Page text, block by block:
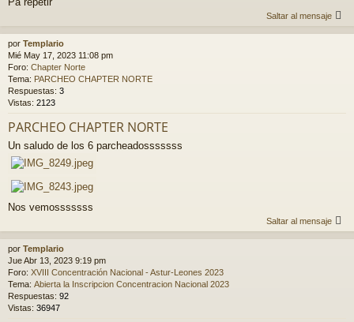
Saltar al mensaje
por Templario
Mié May 17, 2023 11:08 pm
Foro: Chapter Norte
Tema: PARCHEO CHAPTER NORTE
Respuestas: 3
Vistas: 2123
PARCHEO CHAPTER NORTE
Un saludo de los 6 parcheadosssssss
Nos vemosssssss
Saltar al mensaje
por Templario
Jue Abr 13, 2023 9:19 pm
Foro: XVIII Concentración Nacional - Astur-Leones 2023
Tema: Abierta la Inscripcion Concentracion Nacional 2023
Respuestas: 92
Vistas: 36947